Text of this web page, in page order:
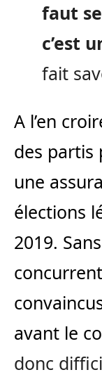
faut
c’est
fait
A l’en
des partis
une
élections
2019.
avant le
donc